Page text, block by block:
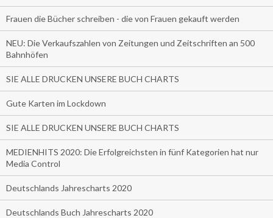
Frauen die Bücher schreiben - die von Frauen gekauft werden
NEU: Die Verkaufszahlen von Zeitungen und Zeitschriften an 500
Bahnhöfen
SIE ALLE DRUCKEN UNSERE BUCH CHARTS
Gute Karten im Lockdown
SIE ALLE DRUCKEN UNSERE BUCH CHARTS
MEDIENHITS 2020: Die Erfolgreichsten in fünf Kategorien hat nur
Media Control
Deutschlands Jahrescharts 2020
Deutschlands Buch Jahrescharts 2020